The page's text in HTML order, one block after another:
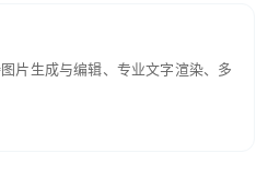
片生成与编辑、专业文字渲染、多